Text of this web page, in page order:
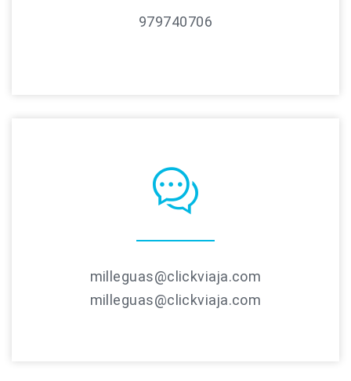
979740706
milleguas@clickviaja.com
milleguas@clickviaja.com